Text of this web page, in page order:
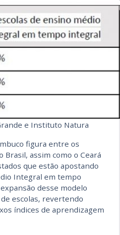
e Instituto Natura
figura entre os
Brasil, assim como o Ceará
que estão apostando
Integral em tempo
desse modelo
escolas, revertendo
índices de aprendizagem